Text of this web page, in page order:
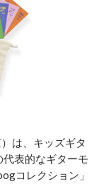
は、キッズギタ
表的なギターモ
コレクション」